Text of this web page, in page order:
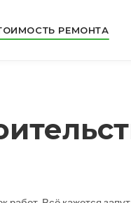
РЕМОНТА